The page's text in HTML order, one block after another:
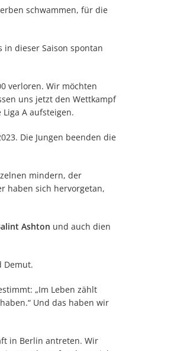
schwammen, für die
dieser Saison spontan
verloren. Wir möchten
uns jetzt den Wettkampf
A aufsteigen.
Die Jungen beenden die
mindern, der
haben sich hervorgetan,
Ashton und auch dien
Demut.
„Im Leben zählt
Und das haben wir
in Berlin antreten. Wir